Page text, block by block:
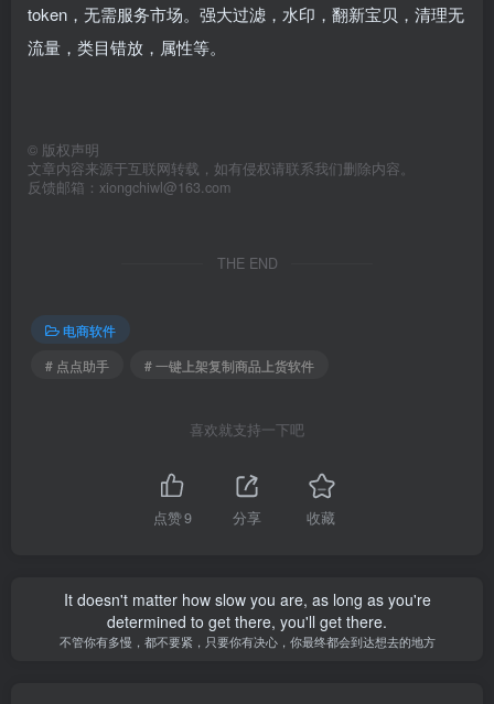
token，无需服务市场。强大过滤，水印，翻新宝贝，清理无
流量，类目错放，属性等。
© 版权声明
文章内容来源于互联网转载，如有侵权请联系我们删除内容。
反馈邮箱：xiongchiwl@163.com
THE END
电商软件
# 点点助手
# 一键上架复制商品上货软件
喜欢就支持一下吧
点赞9 分享 收藏
It doesn't matter how slow you are, as long as you're
determined to get there, you'll get there.
不管你有多慢，都不要紧，只要你有决心，你最终都会到达想去的地方